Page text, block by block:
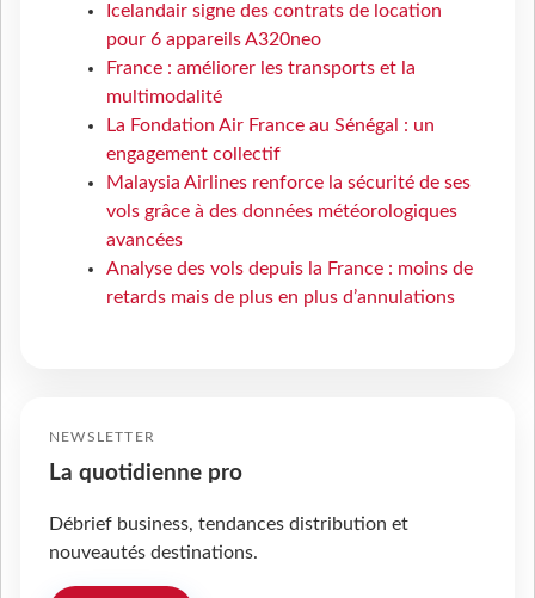
Icelandair signe des contrats de location
pour 6 appareils A320neo
France : améliorer les transports et la
multimodalité
La Fondation Air France au Sénégal : un
engagement collectif
Malaysia Airlines renforce la sécurité de ses
vols grâce à des données météorologiques
avancées
Analyse des vols depuis la France : moins de
retards mais de plus en plus d’annulations
NEWSLETTER
La quotidienne pro
Débrief business, tendances distribution et
nouveautés destinations.